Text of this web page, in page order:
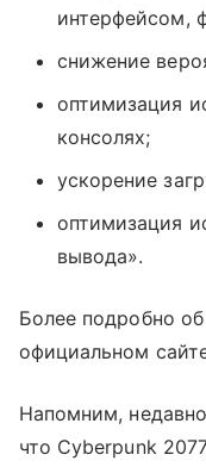
интерфейсом,
снижение
оптимизация
консолях;
ускорение
оптимизация
вывода».
Более подробно
официальном
Напомним,
что Cyberpunk